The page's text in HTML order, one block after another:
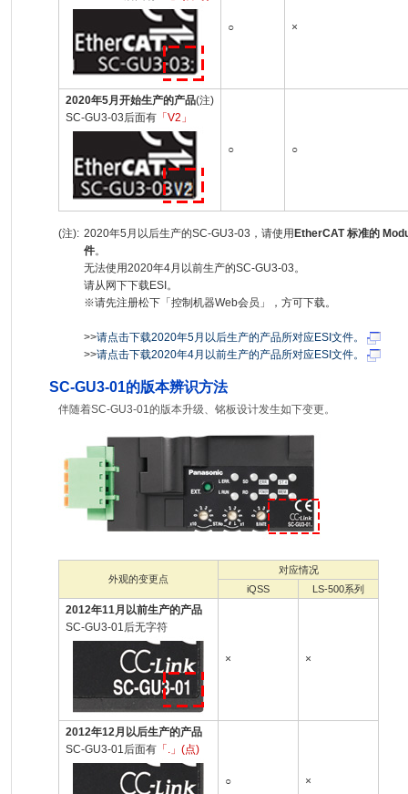
○ ×
2020年5月开始生产的产品(注)
SC-GU3-03后面有 「V2」
○ ○
(注): 2020年5月以后生产的SC-GU3-03，请使用 EtherCAT 标准的
件。
无法使用2020年4月以前生产的SC-GU3-03。
请从网下下载ESI。
※请先注册松下「控制机器Web会员」，方可下载。
>>请点击下载2020年5月以后生产的产品所对应ESI文件。
>>请点击下载2020年4月以前生产的产品所对应ESI文件。
SC-GU3-01的版本辨识方法
伴随着SC-GU3-01的版本升级、铭板设计发生如下变更。
外观的变更点
对应情况
iQSS
LS-500系列
2012年11月以前生产的产品
SC-GU3-01后无字符
× ×
2012年12月以后生产的产品
SC-GU3-01后面有 「.」(点)
○ ×